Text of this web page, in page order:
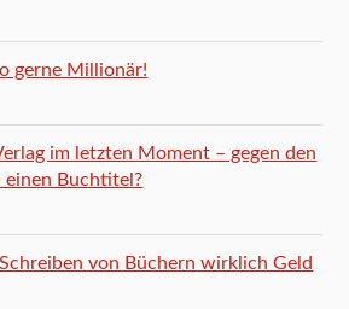
gerne Millionär!
im letzten Moment – gegen den
Buchtitel?
von Büchern wirklich Geld